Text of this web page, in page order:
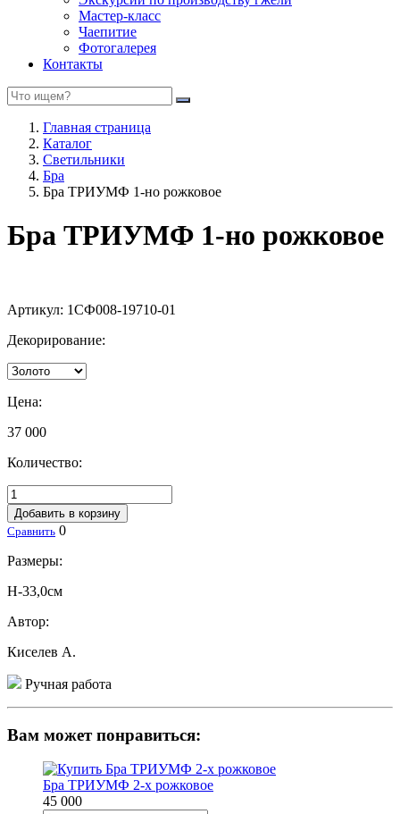
Мастер-класс
Чаепитие
Фотогалерея
Контакты
Главная страница
Каталог
Светильники
Бра
Бра ТРИУМФ 1-но рожковое
Бра ТРИУМФ 1-но рожковое
Артикул: 1СФ008-19710-01
Декорирование:
Цена:
37 000
Количество:
Добавить в корзину
Сравнить 0
Размеры:
H-33,0см
Автор:
Киселев А.
Ручная работа
Вам может понравиться:
Бра ТРИУМФ 2-х рожковое
45 000